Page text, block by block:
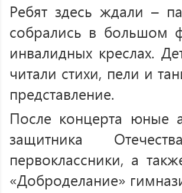
Ребят здесь ждали –
собрались в большом
инвалидных креслах.
читали стихи, пели и
представление.
После концерта юные
защитника
первоклассники, а
«Доброделание»